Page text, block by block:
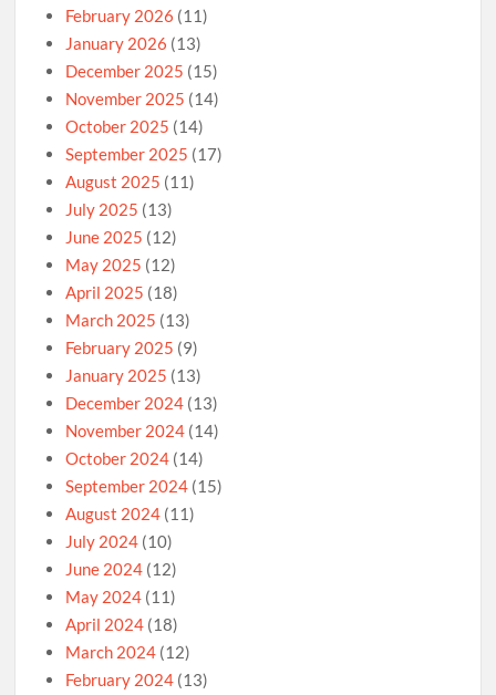
February 2026 (11)
January 2026 (13)
December 2025 (15)
November 2025 (14)
October 2025 (14)
September 2025 (17)
August 2025 (11)
July 2025 (13)
June 2025 (12)
May 2025 (12)
April 2025 (18)
March 2025 (13)
February 2025 (9)
January 2025 (13)
December 2024 (13)
November 2024 (14)
October 2024 (14)
September 2024 (15)
August 2024 (11)
July 2024 (10)
June 2024 (12)
May 2024 (11)
April 2024 (18)
March 2024 (12)
February 2024 (13)